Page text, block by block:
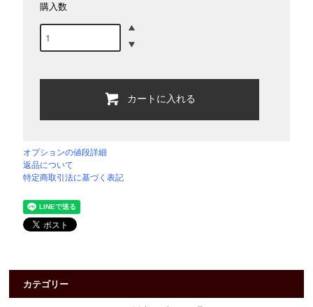
購入数
カートに入れる
オプションの値段詳細
返品について
特定商取引法に基づく表記
カテゴリー